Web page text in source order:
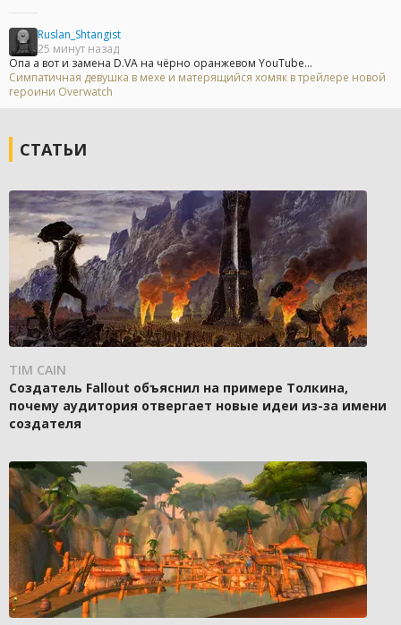
Ruslan_Shtangist
25 минут назад
Опа а вот и замена D.VA на чёрно оранжевом YouTube...
Симпатичная девушка в мехе и матерящийся хомяк в трейлере новой
героини Overwatch
СТАТЬИ
TIM CAIN
Создатель Fallout объяснил на примере Толкина,
почему аудитория отвергает новые идеи из-за имени
создателя